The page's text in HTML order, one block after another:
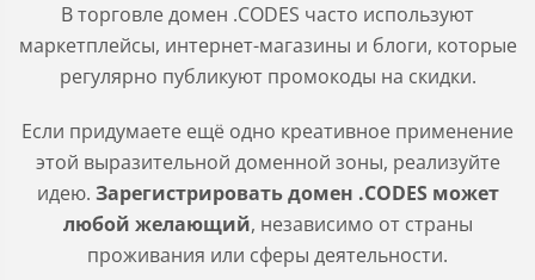
В торговле домен .CODES часто используют
маркетплейсы, интернет-магазины и блоги, которые
регулярно публикуют промокоды на скидки.
Если придумаете ещё одно креативное применение
этой выразительной доменной зоны, реализуйте
идею. Зарегистрировать домен .CODES может
любой желающий, независимо от страны
проживания или сферы деятельности.